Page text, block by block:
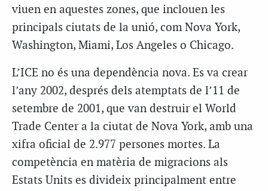
viuen en aquestes zones, que inclouen les
principals ciutats de la unió, com Nova York,
Washington, Miami, Los Angeles o Chicago.
L’ICE no és una dependència nova. Es va crear
l’any 2002, després dels atemptats de l’11 de
setembre de 2001, que van destruir el World
Trade Center a la ciutat de Nova York, amb una
xifra oficial de 2.977 persones mortes. La
competència en matèria de migracions als
Estats Units es divideix principalment entre